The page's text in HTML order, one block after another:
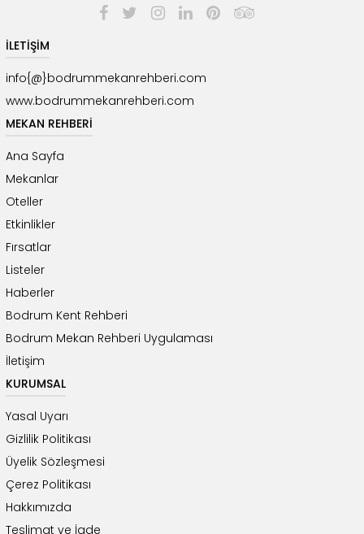
İLETİŞİM
info{@}bodrummekanrehberi.com
www.bodrummekanrehberi.com
MEKAN REHBERİ
Ana Sayfa
Mekanlar
Oteller
Etkinlikler
Fırsatlar
Listeler
Haberler
Bodrum Kent Rehberi
Bodrum Mekan Rehberi Uygulaması
İletişim
KURUMSAL
Yasal Uyarı
Gizlilik Politikası
Üyelik Sözleşmesi
Çerez Politikası
Hakkımızda
Teslimat ve İade